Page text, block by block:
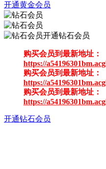
开通黄金会员
开通钻石会员
购买会员到最新地址：
https://
购买会员到最新地址：
https://
购买会员到最新地址：
https://
开通钻石会员